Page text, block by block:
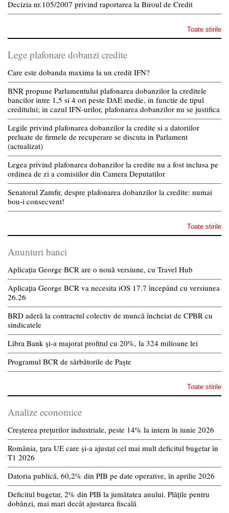
Decizia nr.105/2007 privind raportarea la Biroul de Credit
Toate stirile
Lege plafonare dobanzi credite
Care este dobanda maxima la un credit IFN?
BNR propune Parlamentului plafonarea dobanzilor la creditele
bancilor intre 1,5 si 4 ori peste DAE medie, in functie de tipul
creditului; in cazul IFN-urilor, plafonarea dobanzilor nu se justifica
Legile privind plafonarea dobanzilor la credite si a datoriilor
preluate de firmele de recuperare se discuta in Parlament
(actualizat)
Legea privind plafonarea dobanzilor la credite nu a fost inclusa pe
ordinea de zi a comisiilor din Camera Deputatilor
Senatorul Zamfir, despre plafonarea dobanzilor la credite: numai
bou-i consecvent!
Toate stirile
Anunturi banci
Aplicația George BCR are o nouă versiune, cu Travel Hub
Aplicația George BCR va necesita iOS 17.7 începând cu versiunea
26.26
BRD aderă la contractul colectiv de muncă încheiat de CPBR cu
sindicatele
Libra Bank și-a majorat profitul cu 20%, la 324 milioane lei
Programul BCR de sărbătorile de Paște
Toate stirile
Analize economice
Creșterea prețurilor industriale, peste 14% la intern în iunie 2026
România, țara UE care și-a ajustat cel mai mult deficitul bugetar în
T1 2026
Datoria publică, 60,2% din PIB pe date operative, în aprilie 2026
Deficitul bugetar, 2% din PIB la jumătatea anului. Plățile pentru
dobânzi, mai mari decât ajustarea fiscală